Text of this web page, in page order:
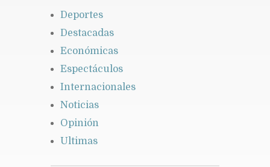
Deportes
Destacadas
Económicas
Espectáculos
Internacionales
Noticias
Opinión
Ultimas